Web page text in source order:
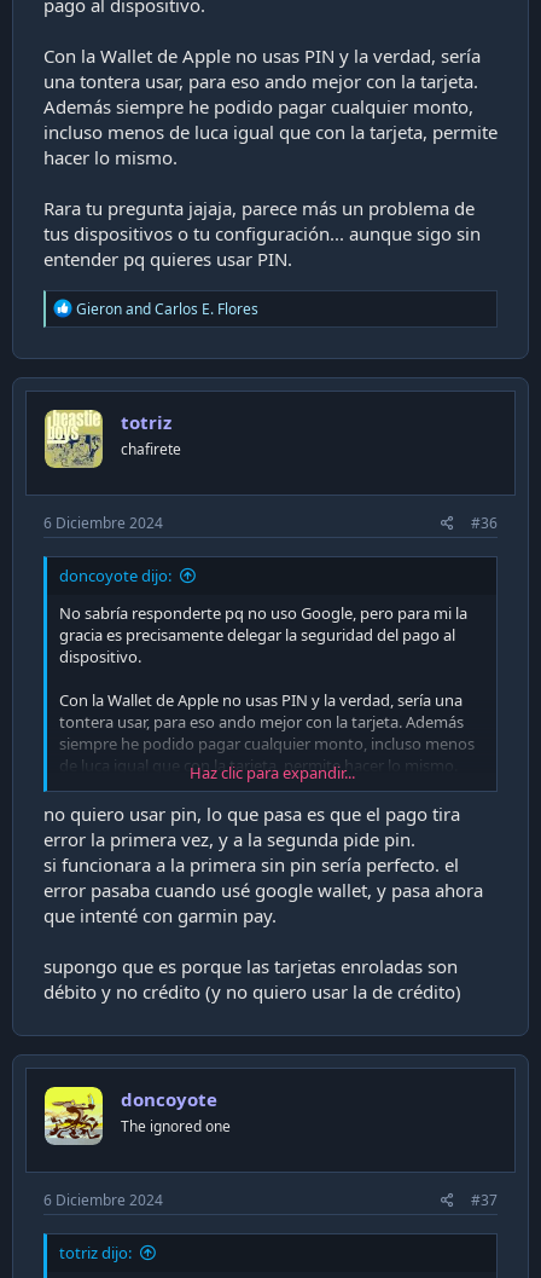
Con la Wallet de Apple no usas PIN y la verdad, sería
una tontera usar, para eso ando mejor con la tarjeta.
Además siempre he podido pagar cualquier monto,
incluso menos de luca igual que con la tarjeta, permite
hacer lo mismo.
Rara tu pregunta jajaja, parece más un problema de
tus dispositivos o tu configuración... aunque sigo sin
entender pq quieres usar PIN.
R
e
c
t
o
n
s
GieronandCarlos E. Flores
totriz
chafirete
6 Diciembre 2024 #36
doncoyote dijo:
No sabría responderte pq no uso Google, pero para mi la
gracia es precisamente delegar la seguridad del pago al
dispositivo.
Con la Wallet de Apple no usas PIN y la verdad, sería una
tontera usar, para eso ando mejor con la tarjeta. Además
siempre he podido pagar cualquier monto, incluso menos
de luca igual que con la tarjeta, permite hacer lo mismo.
Rara tu pregunta jajaja, parece más un problema de tus
dispositivos o tu configuración... aunque sigo sin entender
pq quieres usar PIN.
Haz clic para expandir...
no quiero usar pin, lo que pasa es que el pago tira
error la primera vez, y a la segunda pide pin.
si funcionara a la primera sin pin sería perfecto. el
error pasaba cuando usé google wallet, y pasa ahora
que intenté con garmin pay.
supongo que es porque las tarjetas enroladas son
débito y no crédito (y no quiero usar la de crédito)
doncoyote
The ignored one
6 Diciembre 2024 #37
totriz dijo: